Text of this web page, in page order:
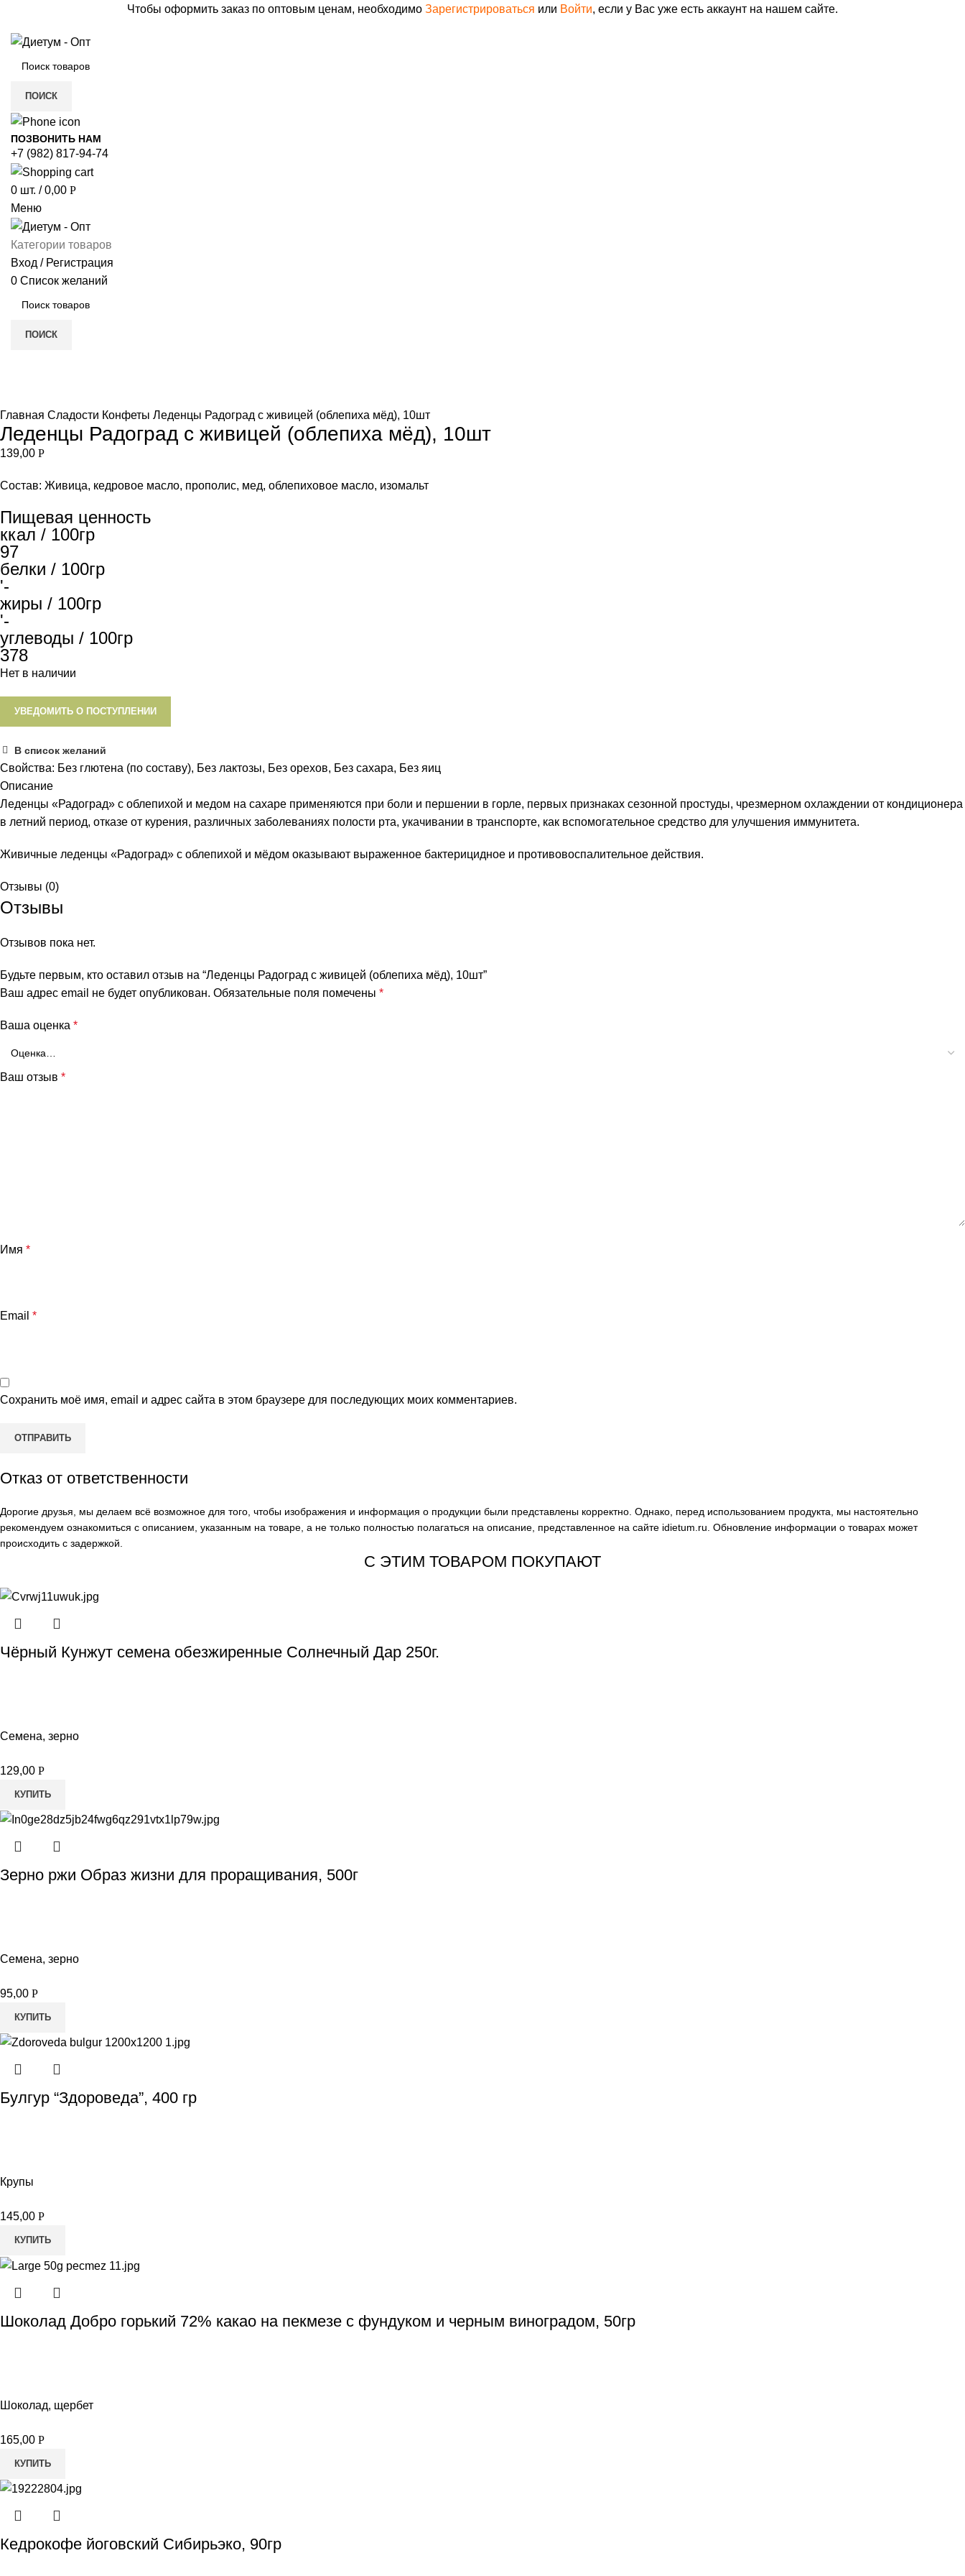
Чтобы оформить заказ по оптовым ценам, необходимо Зарегистрироваться или Войти, если у Вас уже есть аккаунт на нашем сайте.
ПОИСК
ПОЗВОНИТЬ НАМ
+7 (982) 817-94-74
0 шт. / 0,00 Р
Меню
Категории товаров
Вход / Регистрация
0 Список желаний
ПОИСК
Главная Сладости Конфеты Леденцы Радоград с живицей (облепиха мёд), 10шт
Леденцы Радоград с живицей (облепиха мёд), 10шт
139,00 Р
Состав: Живица, кедровое масло, прополис, мед, облепиховое масло, изомальт
Пищевая ценность
ккал / 100гр
97
белки / 100гр
'-
жиры / 100гр
'-
углеводы / 100гр
378
Нет в наличии
УВЕДОМИТЬ О ПОСТУПЛЕНИИ
В список желаний
Свойства: Без глютена (по составу), Без лактозы, Без орехов, Без сахара, Без яиц
Описание
Леденцы «Радоград» с облепихой и медом на сахаре применяются при боли и першении в горле, первых признаках сезонной простуды, чрезмерном охлаждении от кондиционера
в летний период, отказе от курения, различных заболеваниях полости рта, укачивании в транспорте, как вспомогательное средство для улучшения иммунитета.
Живичные леденцы «Радоград» с облепихой и мёдом оказывают выраженное бактерицидное и противовоспалительное действия.
Отзывы (0)
Отзывы
Отзывов пока нет.
Будьте первым, кто оставил отзыв на “Леденцы Радоград с живицей (облепиха мёд), 10шт”
Ваш адрес email не будет опубликован. Обязательные поля помечены *
Ваша оценка *
Ваш отзыв *
Имя *
Email *
Сохранить моё имя, email и адрес сайта в этом браузере для последующих моих комментариев.
Отказ от ответственности
Дорогие друзья, мы делаем всё возможное для того, чтобы изображения и информация о продукции были представлены корректно. Однако, перед использованием продукта, мы настоятельно
рекомендуем ознакомиться с описанием, указанным на товаре, а не только полностью полагаться на описание, представленное на сайте idietum.ru . Обновление информации о товарах может
происходить с задержкой.
С ЭТИМ ТОВАРОМ ПОКУПАЮТ
Чёрный Кунжут семена обезжиренные Солнечный Дар 250г.
Семена, зерно
129,00 Р
КУПИТЬ
Зерно ржи Образ жизни для проращивания, 500г
Семена, зерно
95,00 Р
КУПИТЬ
Булгур “Здороведа”, 400 гр
Крупы
145,00 Р
КУПИТЬ
Шоколад Добро горький 72% какао на пекмезе с фундуком и черным виноградом, 50гр
Шоколад, щербет
165,00 Р
КУПИТЬ
Кедрокофе йоговский Сибирьэко, 90гр